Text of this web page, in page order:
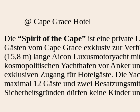
@ Cape Grace Hotel
Die “Spirit of the Cape” ist eine private
Gästen vom Cape Grace exklusiv zur
(15,8 m) lange Aicon Luxusmotoryacht
kosmopolitischen Yachthafen vor Anker
exklusiven Zugang für Hotelgäste. Die
maximal 12 Gäste und zwei
Sicherheitsgründen dürfen keine Kinder